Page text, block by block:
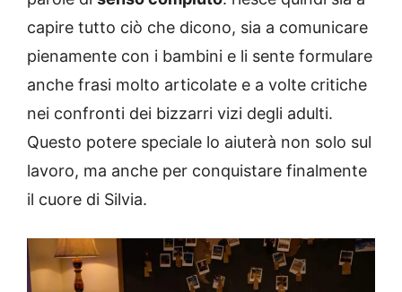
capire tutto ciò che dicono, sia a comunicare
pienamente con i bambini e li sente formulare
anche frasi molto articolate e a volte critiche
nei confronti dei bizzarri vizi degli adulti.
Questo potere speciale lo aiuterà non solo sul
lavoro, ma anche per conquistare finalmente
il cuore di Silvia.